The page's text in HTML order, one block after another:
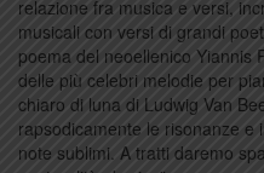
relazione fra musica e versi,
musicali con versi di grandi
poema del neoellenico Yiannis
delle più celebri melodie per
chiaro di luna di Ludwig Van
rapsodicamente le risonanze e
note sublimi. A tratti daremo